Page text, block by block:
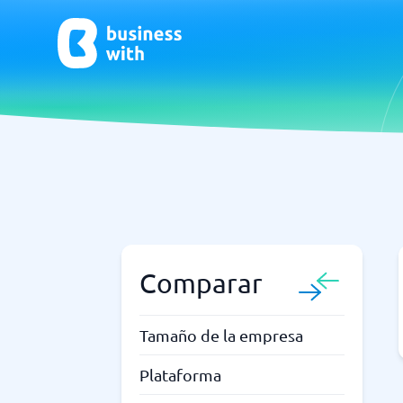
¿No estás seguro de qué sistema?
Comparar
Tamaño de la empresa
Plataforma